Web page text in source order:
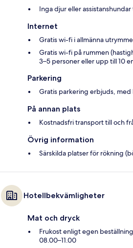
Inga djur eller
Internet
Gratis wi-fi i allmänna
Gratis wi-fi på rummen
3–5 personer eller upp till 10
Parkering
Gratis parkering erbjuds,
På annan plats
Kostnadsfri transport till och
Övrig information
Särskilda platser för rökning
Hotellbekvämligheter
Mat och dryck
Frukost enligt egen
08.00–11.00